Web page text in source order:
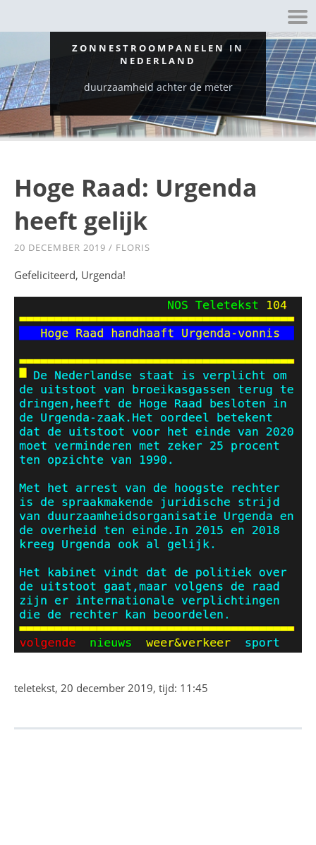
ZONNESTROOMPANELEN IN
NEDERLAND
duurzaamheid achter de meter
Hoge Raad: Urgenda
heeft gelijk
20 DECEMBER 2019 / FLORIS
Gefeliciteerd, Urgenda!
teletekst, 20 december 2019, tijd: 11:45